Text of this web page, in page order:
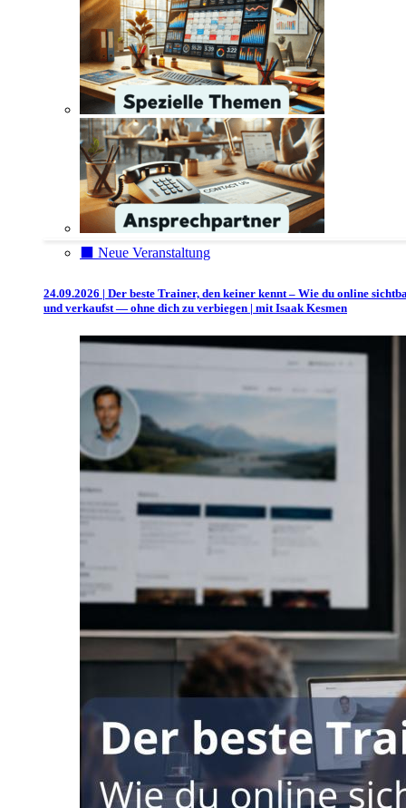
⬛️ Neue Veranstaltung
24.09.2026 | Der beste Trainer, den keiner kennt – Wie du online
und verkaufst — ohne dich zu verbiegen | mit Isaak Kesmen